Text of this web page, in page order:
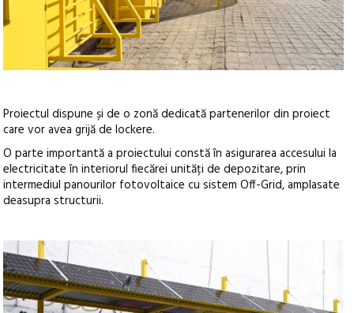
Proiectul dispune și de o zonă dedicată partenerilor din proiect
care vor avea grijă de lockere.
O parte importantă a proiectului constă în asigurarea accesului la
electricitate în interiorul fiecărei unități de depozitare, prin
intermediul panourilor fotovoltaice cu sistem Off-Grid, amplasate
deasupra structurii.